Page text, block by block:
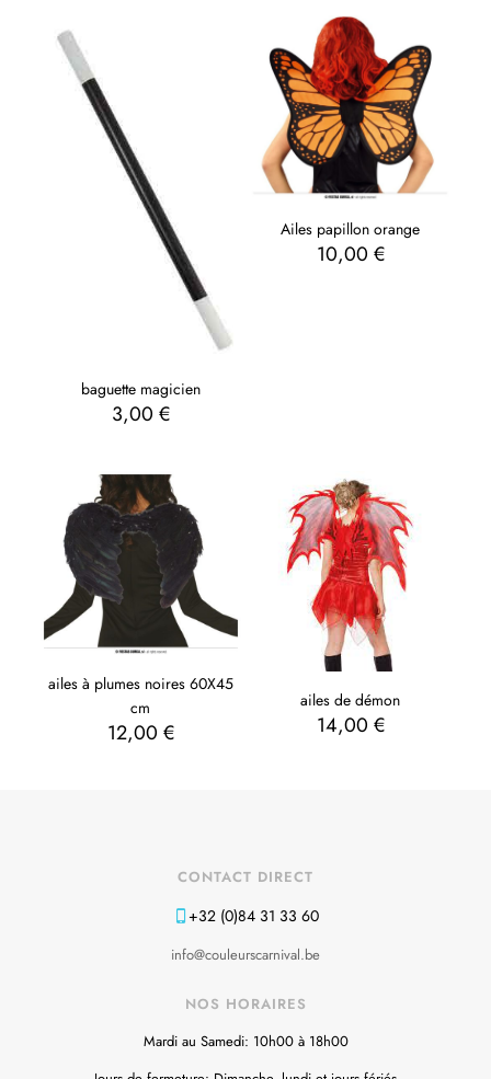
baguette magicien
3,00 €
Ailes papillon orange
10,00 €
ailes à plumes noires 60X45
cm
12,00 €
ailes de démon
14,00 €
CONTACT DIRECT
+32 (0)84 31 33 60
info@couleurscarnival.be
NOS HORAIRES
Mardi au Samedi: 10h00 à 18h00